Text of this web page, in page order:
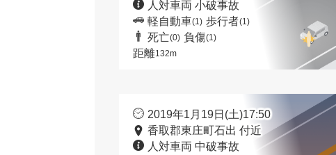
人対車両 小破事故
軽自動車(1) 歩行者(1)
死亡(0) 負傷(1)
距離132m
2019年1月19日(土)17:50
香取郡東庄町石出 付近
人対車両 中破事故